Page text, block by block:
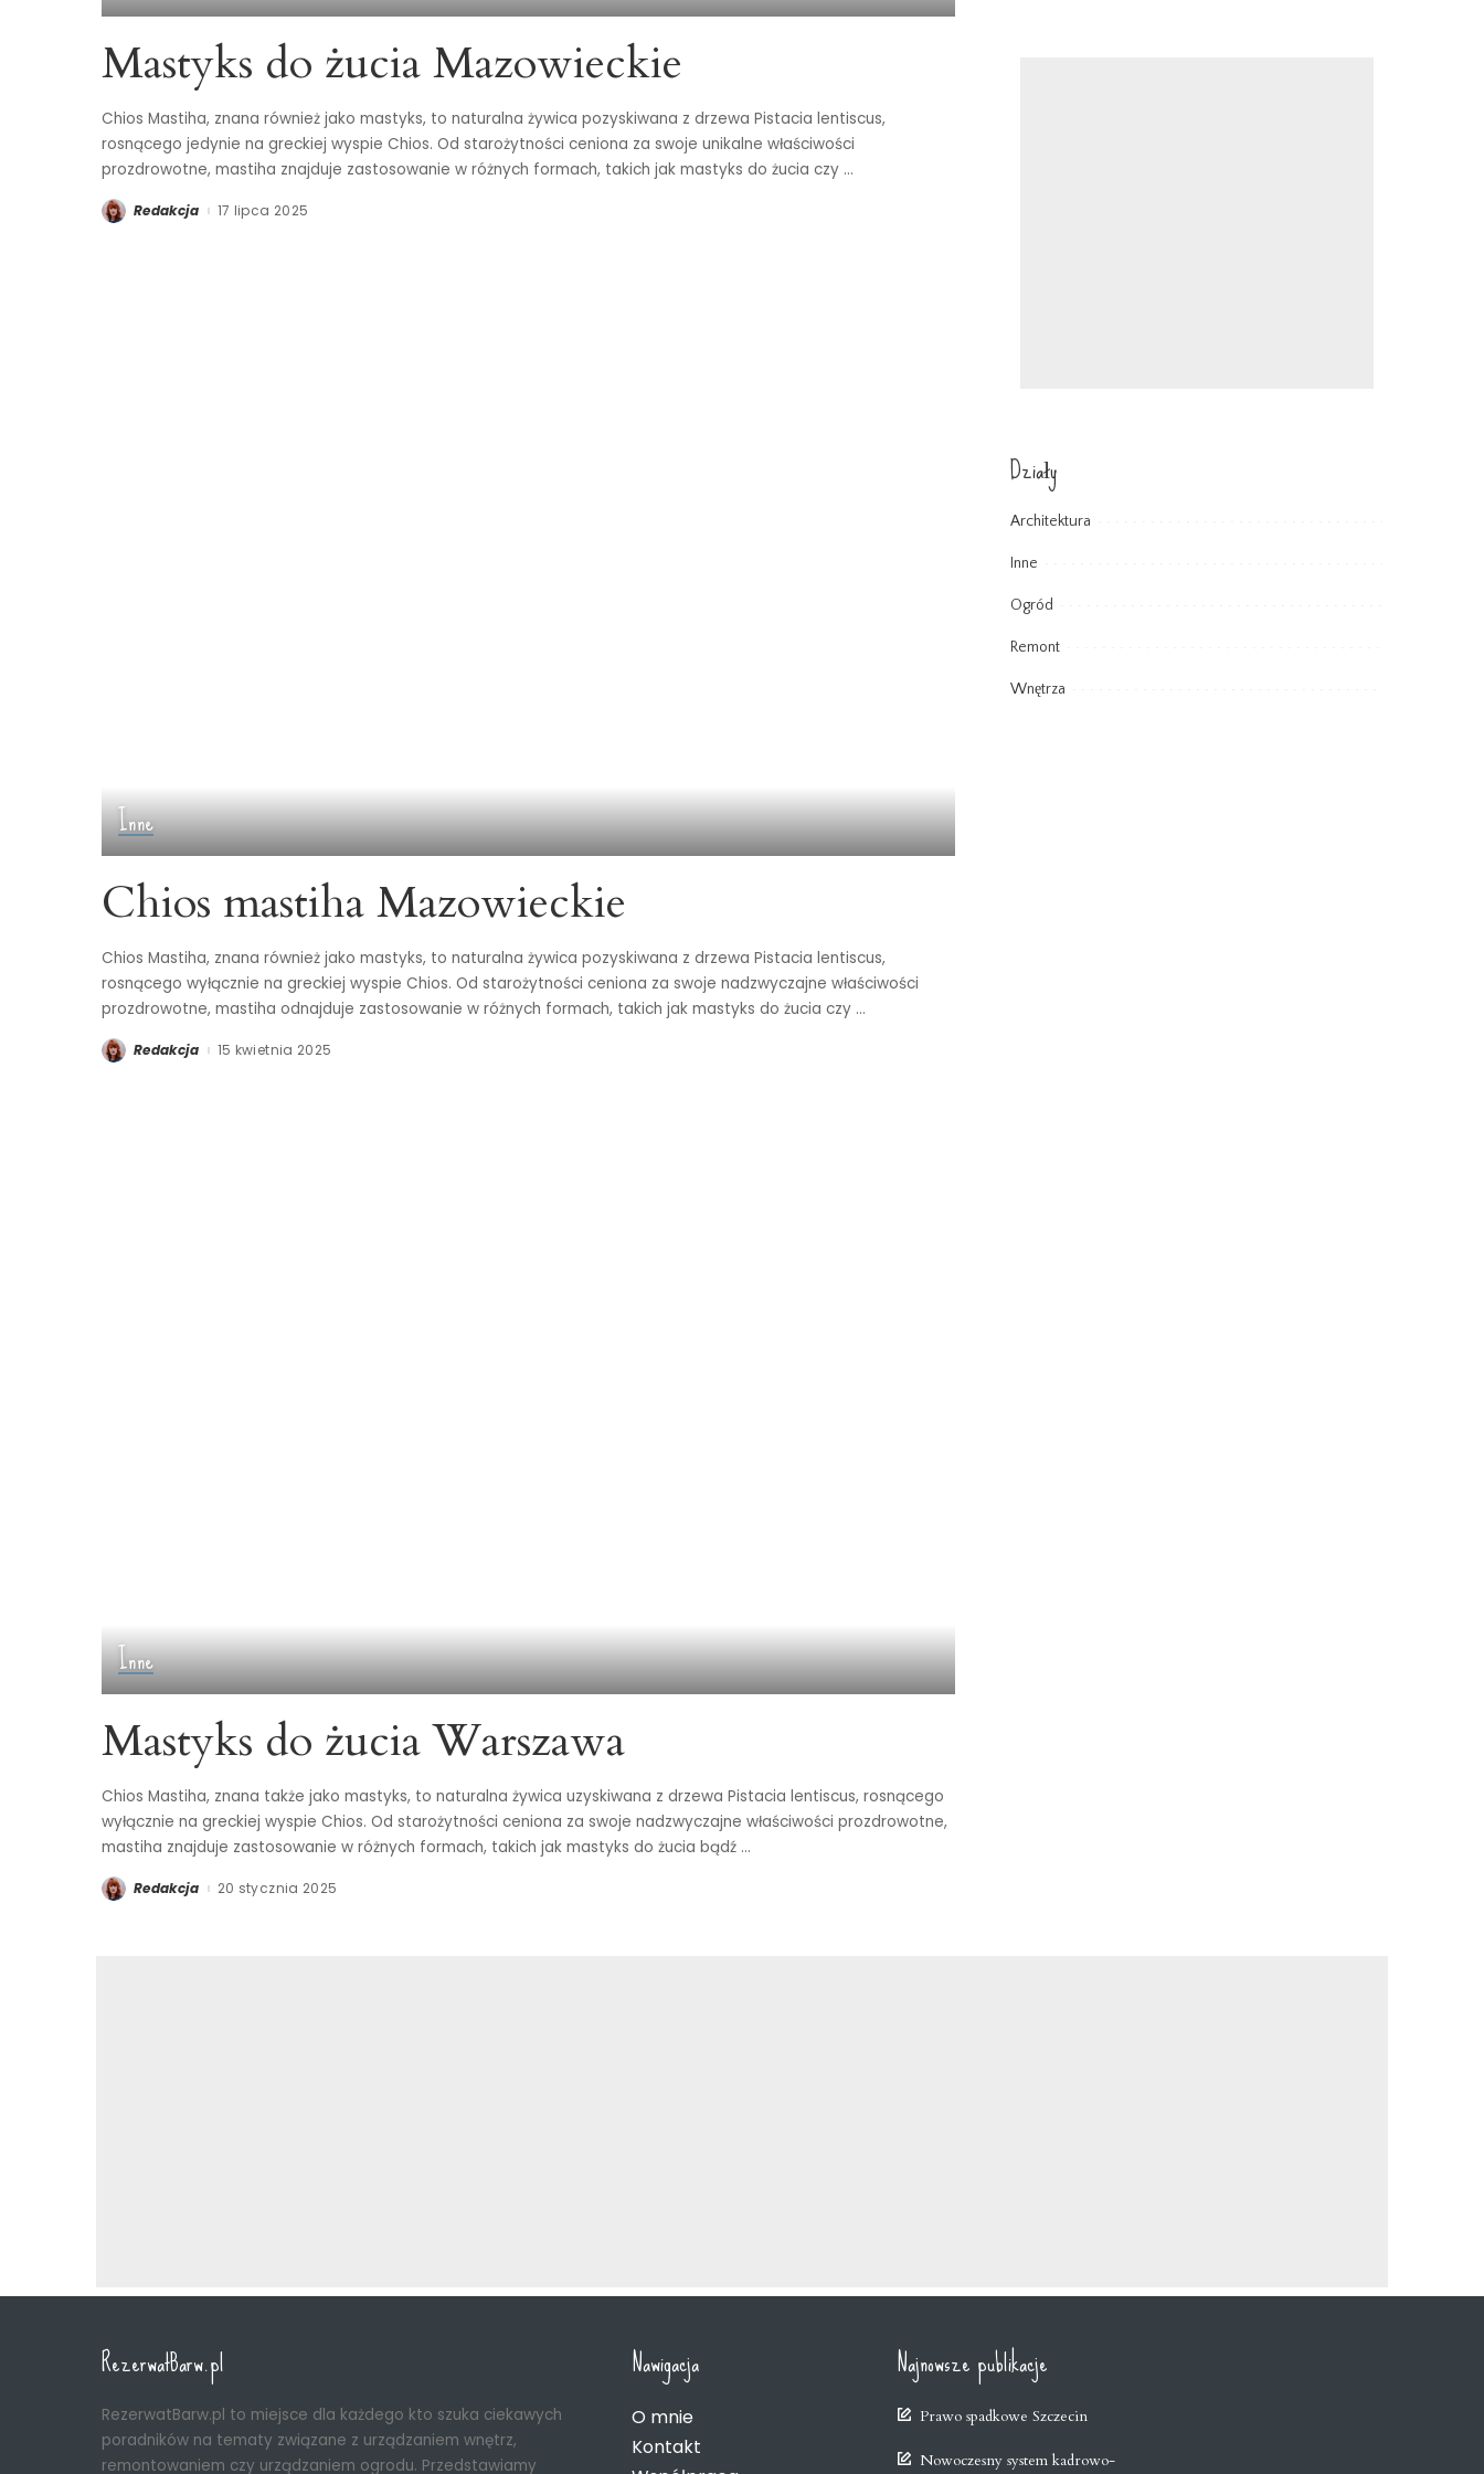
Mastyks do żucia Mazowieckie
Chios Mastiha, znana również jako mastyks, to naturalna żywica pozyskiwana z drzewa Pistacia lentiscus,
rosnącego jedynie na greckiej wyspie Chios. Od starożytności ceniona za swoje unikalne właściwości
prozdrowotne, mastiha znajduje zastosowanie w różnych formach, takich jak mastyks do żucia czy ...
Posted
by
Redakcja 17 lipca 2025
Inne
Chios mastiha Mazowieckie
Chios Mastiha, znana również jako mastyks, to naturalna żywica pozyskiwana z drzewa Pistacia lentiscus,
rosnącego wyłącznie na greckiej wyspie Chios. Od starożytności ceniona za swoje nadzwyczajne właściwości
prozdrowotne, mastiha odnajduje zastosowanie w różnych formach, takich jak mastyks do żucia czy ...
Posted
by
Redakcja 15 kwietnia 2025
Inne
Mastyks do żucia Warszawa
Chios Mastiha, znana także jako mastyks, to naturalna żywica uzyskiwana z drzewa Pistacia lentiscus, rosnącego
wyłącznie na greckiej wyspie Chios. Od starożytności ceniona za swoje nadzwyczajne właściwości prozdrowotne,
mastiha znajduje zastosowanie w różnych formach, takich jak mastyks do żucia bądź ...
Posted
by
Redakcja 20 stycznia 2025
Działy
Architektura
Inne
Ogród
Remont
Wnętrza
RezerwatBarw.pl
RezerwatBarw.pl to miejsce dla każdego kto szuka ciekawych
poradników na tematy związane z urządzaniem wnętrz,
remontowaniem czy urządzaniem ogrodu. Przedstawiamy
Nawigacja
O mnie
Kontakt
Najnowsze publikacje
Prawo spadkowe Szczecin
Nowoczesny system kadrowo-